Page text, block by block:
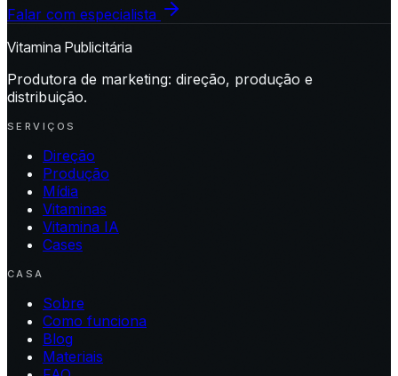
Falar com especialista
Vitamina Publicitária
Produtora de marketing: direção, produção e
distribuição.
SERVIÇOS
Direção
Produção
Mídia
Vitaminas
Vitamina IA
Cases
CASA
Sobre
Como funciona
Blog
Materiais